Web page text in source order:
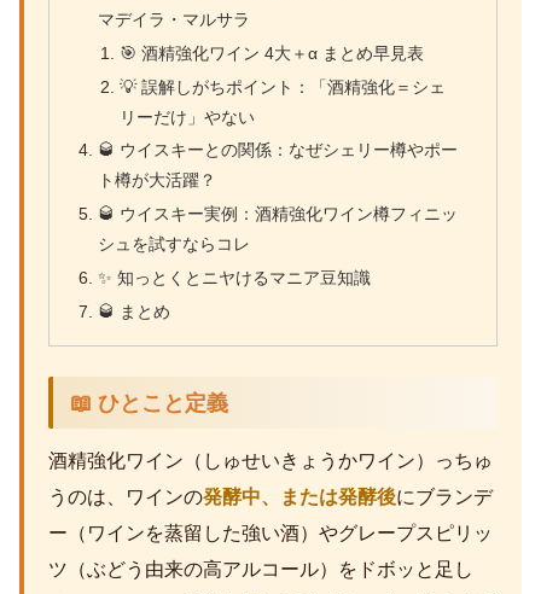
マデイラ・マルサラ
🎯 酒精強化ワイン 4大＋α まとめ早見表
💡 誤解しがちポイント：「酒精強化＝シェ
リーだけ」やない
🥃 ウイスキーとの関係：なぜシェリー樽やポー
ト樽が大活躍？
🥃 ウイスキー実例：酒精強化ワイン樽フィニッ
シュを試すならコレ
✨ 知っとくとニヤけるマニア豆知識
🥃 まとめ
📖 ひとこと定義
酒精強化ワイン（しゅせいきょうかワイン）っちゅ
うのは、ワインの発酵中、または発酵後にブランデ
ー（ワインを蒸留した強い酒）やグレープスピリッ
ツ（ぶどう由来の高アルコール）をドボッと足し